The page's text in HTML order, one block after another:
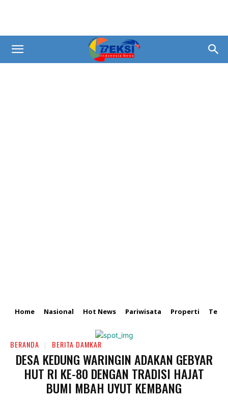
Home Nasional Hot News Pariwisata Properti
BERANDA BERITA DAMKAR
DESA KEDUNG WARINGIN ADAKAN GEBYAR
HUT RI KE-80 DENGAN TRADISI HAJAT
BUMI MBAH UYUT KEMBANG